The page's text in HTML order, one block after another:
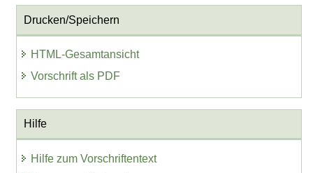
Drucken/Speichern
HTML-Gesamtansicht
Vorschrift als PDF
Hilfe
Hilfe zum Vorschriftentext